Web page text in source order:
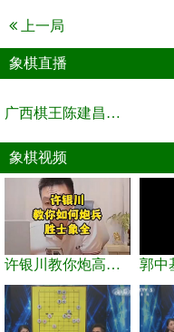
上一局
象棋直播
广西棋王陈建昌直播间
象棋视频
许银川教你炮高兵士象全如何赢士象全，简单四步即可